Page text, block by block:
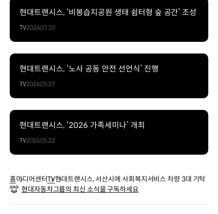
현대트랜시스, ‘비봉습지공원 생태 쉼터형 숲 공간’ 조성
TV2026.07.10
현대트랜시스, ‘노사 공동 안전 선언식’ 진행
TV2026.05.27
현대트랜시스, ‘2026 가족세미나’ 개최
TV2026.05.22
홈미디어센터TV현대트랜시스, 서산시에 사회복지서비스 차량 3대 기탁
현대자동차그룹의 최신 소식을 구독하세요